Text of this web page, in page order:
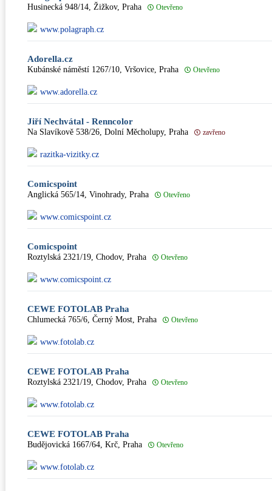
Husinecká 948/14, Žižkov, Praha Otevřeno
www.polagraph.cz
Adorella.cz
Kubánské náměstí 1267/10, Vršovice, Praha Otevřeno
www.adorella.cz
Jiří Nechvátal - Renncolor
Na Slavíkově 538/26, Dolní Měcholupy, Praha zavřeno
razitka-vizitky.cz
Comicspoint
Anglická 565/14, Vinohrady, Praha Otevřeno
www.comicspoint.cz
Comicspoint
Roztylská 2321/19, Chodov, Praha Otevřeno
www.comicspoint.cz
CEWE FOTOLAB Praha
Chlumecká 765/6, Černý Most, Praha Otevřeno
www.fotolab.cz
CEWE FOTOLAB Praha
Roztylská 2321/19, Chodov, Praha Otevřeno
www.fotolab.cz
CEWE FOTOLAB Praha
Budějovická 1667/64, Krč, Praha Otevřeno
www.fotolab.cz